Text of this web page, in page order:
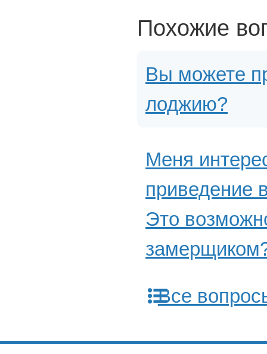
Похожие
Вы можете
лоджию?
Меня
приведение
Это
Все